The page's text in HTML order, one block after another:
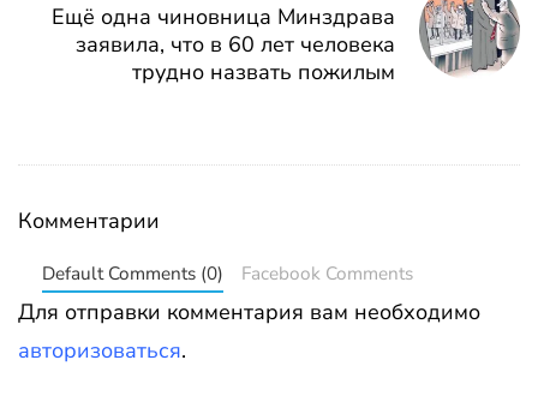
Ещё одна чиновница Минздрава
заявила, что в 60 лет человека
трудно назвать пожилым
Комментарии
Default Comments (0) Facebook Comments
Для отправки комментария вам необходимо
авторизоваться.